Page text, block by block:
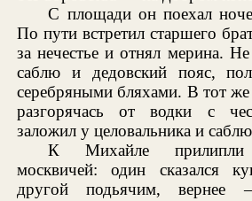
С площади он поехал
По пути встретил старшего
за нечестье и отнял мерина. Не
саблю и дедовский пояс,
серебряными бляхами. В тот же
разгорячась от водки с
заложил у целовальника и
К Михайле
москвичей: один сказался
другой подьячим,